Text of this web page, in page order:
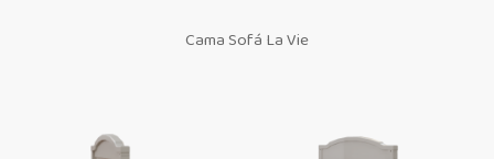
Cama Sofá La Vie